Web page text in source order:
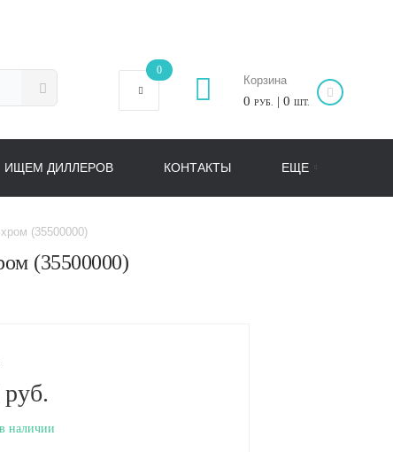
0
Корзина
0 РУБ. | 0 ШТ.
ИЩЕМ ДИЛЛЕРОВ КОНТАКТЫ ЕЩЕ
(35500000)
(35500000)
наличии